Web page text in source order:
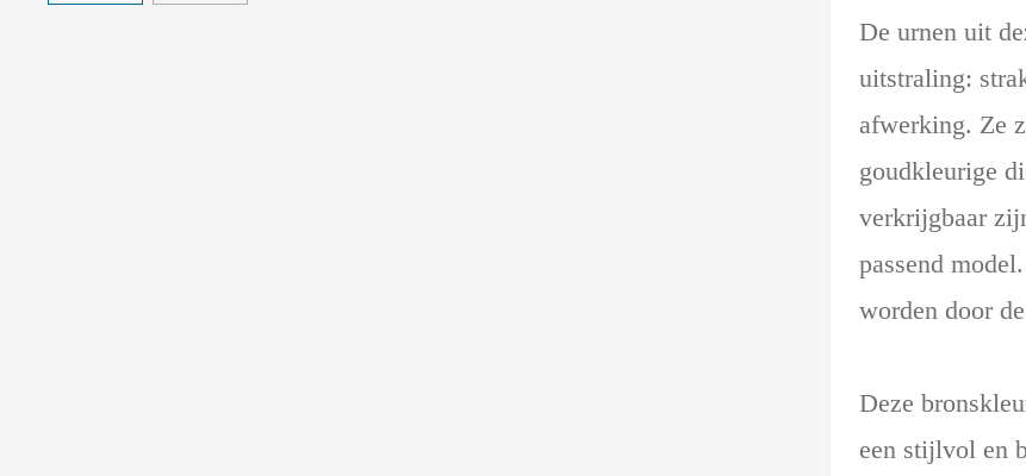
De urnen uit
uitstraling:
afwerking. Ze
goudkleurige
verkrijgbaar
passend
worden door
Deze
een stijlvol en